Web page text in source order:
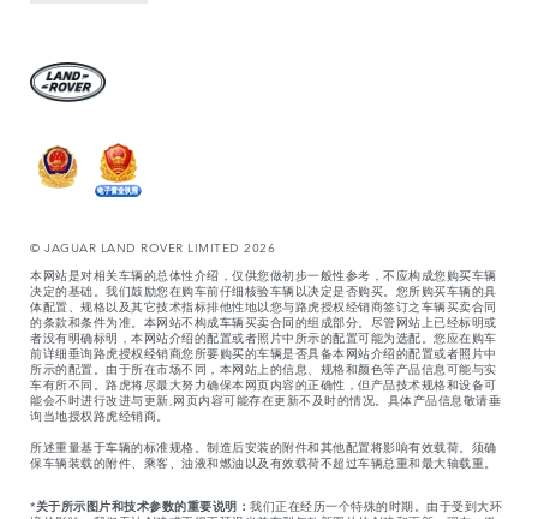
© JAGUAR LAND ROVER LIMITED 2026
本网站是对相关车辆的总体性介绍，仅供您做初步一般性参考，不应构成您购买车辆
决定的基础。我们鼓励您在购车前仔细核验车辆以决定是否购买。您所购买车辆的具
体配置、规格以及其它技术指标排他性地以您与路虎授权经销商签订之车辆买卖合同
的条款和条件为准。本网站不构成车辆买卖合同的组成部分。尽管网站上已经标明或
者没有明确标明，本网站介绍的配置或者照片中所示的配置可能为选配。您应在购车
前详细垂询路虎授权经销商您所要购买的车辆是否具备本网站介绍的配置或者照片中
所示的配置。由于所在市场不同，本网站上的信息、规格和颜色等产品信息可能与实
车有所不同。路虎将尽最大努力确保本网页内容的正确性，但产品技术规格和设备可
能会不时进行改进与更新,网页内容可能存在更新不及时的情况。具体产品信息敬请垂
询当地授权路虎经销商。
所述重量基于车辆的标准规格。制造后安装的附件和其他配置将影响有效载荷。须确
保车辆装载的附件、乘客、油液和燃油以及有效载荷不超过车辆总重和最大轴载重。
*关于所示图片和技术参数的重要说明： 我们正在经历一个特殊的时期。由于受到大环